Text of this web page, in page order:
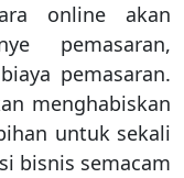
online akan
pemasaran,
pemasaran.
menghabiskan
untuk sekali
bisnis semacam